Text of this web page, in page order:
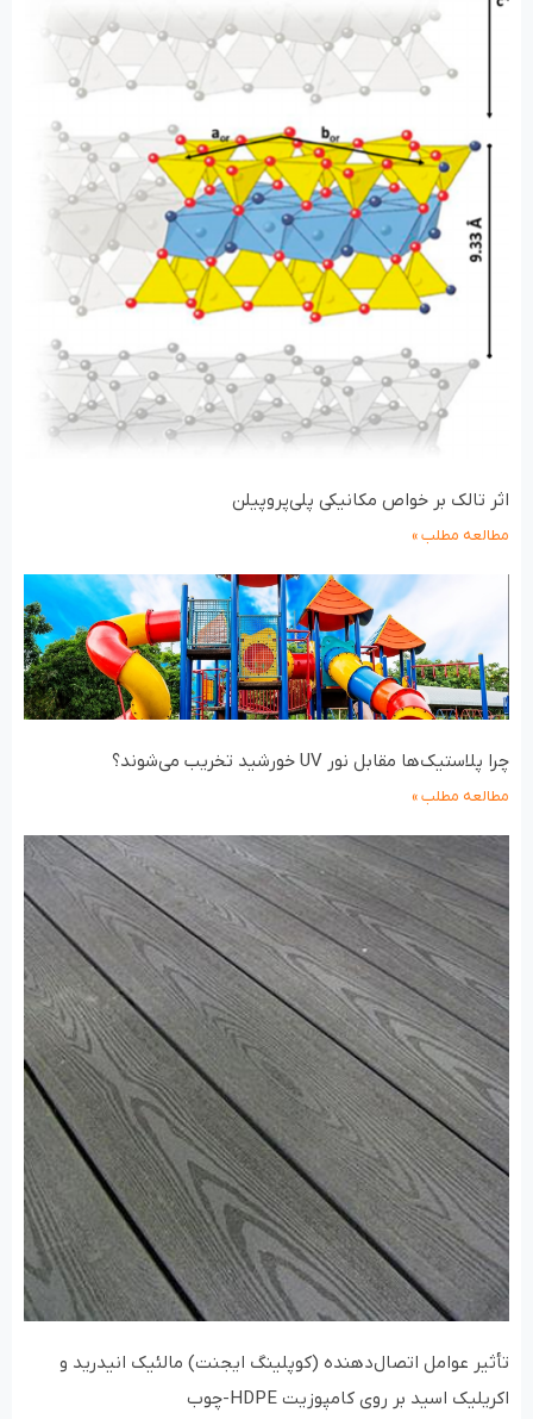
اثر تالک بر خواص مکانیکی پلی‌پروپیلن
مطالعه مطلب »
چرا پلاستیک‌ها مقابل نور UV خورشید تخریب می‌شوند؟
مطالعه مطلب »
تأثیر عوامل اتصال‌دهنده (کوپلینگ ایجنت) مالئیک انیدرید و
اکریلیک اسید بر روی کامپوزیت HDPE-چوب